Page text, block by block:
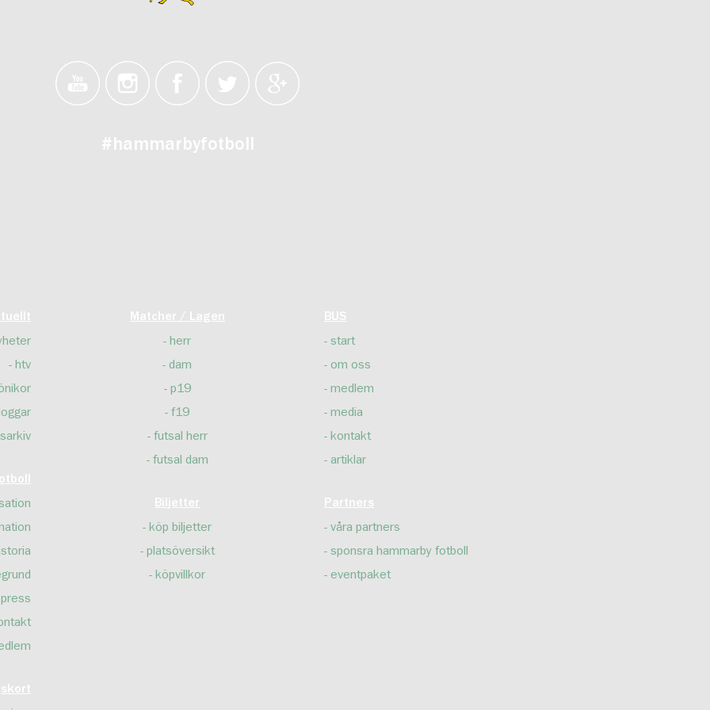
#hammarbyfotboll
htv
press
Matcher / Lagen
herr
dam
p19
f19
futsal herr
futsal dam
Biljetter
köp biljetter
platsöversikt
köpvillkor
BUS
start
om oss
medlem
media
kontakt
artiklar
Partners
våra partners
sponsra hammarby fotboll
eventpaket